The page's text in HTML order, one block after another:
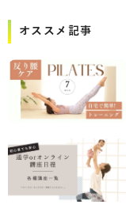
オススメ記事